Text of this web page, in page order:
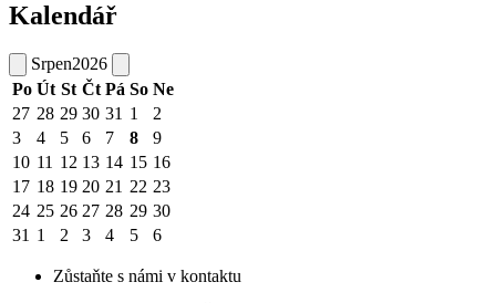
Kalendář
Srpen2026
Po Út St Čt Pá So Ne
27 28 29 30 31 1
2
3
4 5 6 7 8
9
10 11 12 13 14 15 16
17 18 19 20 21 22 23
24 25 26 27 28 29 30
31 1 2 3 4 5 6
Zůstaňte s námi v kontaktu